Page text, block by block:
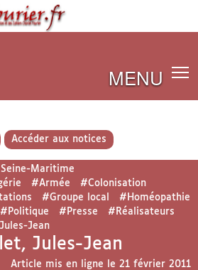
MENU
Accéder aux notices
Maritime
#Armée
#Colonisation
#Groupe local
#Homéopathie
#Politique #Presse
#Réalisateurs
Jean
Jules-Jean
Article mis en ligne le 21 février 2011